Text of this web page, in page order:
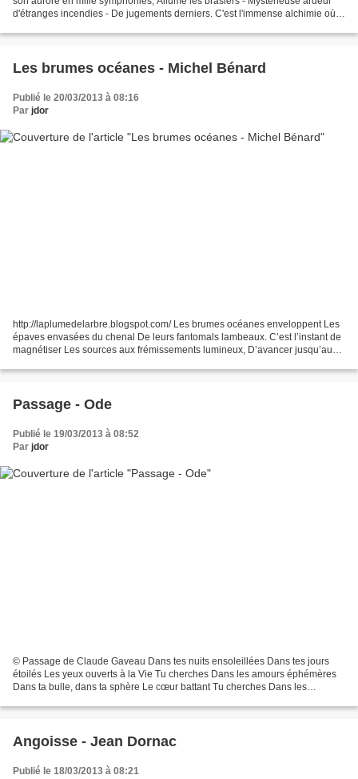
d'étranges incendies - De jugements derniers. C'est l'immense alchimie où
Les brumes océanes - Michel Bénard
Publié le 20/03/2013 à 08:16
Par jdor
http://laplumedelarbre.blogspot.com/ Les brumes océanes enveloppent Les
épaves envasées du chenal De leurs fantomals lambeaux. C’est l’instant de
magnétiser Les sources aux frémissements lumineux, D’avancer jusqu’aux
Passage - Ode
Publié le 19/03/2013 à 08:52
Par jdor
© Passage de Claude Gaveau Dans tes nuits ensoleillées Dans tes jours
étoilés Les yeux ouverts à la Vie Tu cherches Dans les amours éphémères
Dans ta bulle, dans ta sphère Le cœur battant Tu cherches Dans les
Angoisse - Jean Dornac
Publié le 18/03/2013 à 08:21